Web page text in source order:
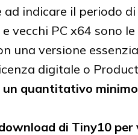
ad indicare il periodo
vecchi PC x64 sono
una versione
digitale o
un quantitativo
di Tiny10 per